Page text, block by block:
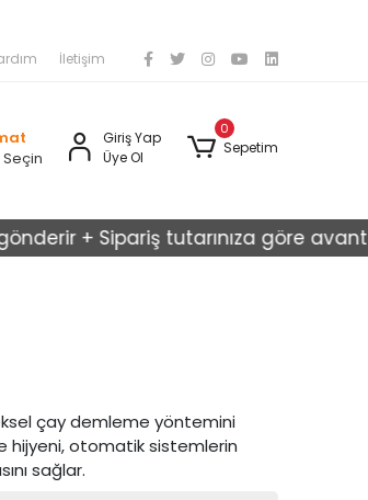
+ Sipariş tutarınıza göre
İletişim
Giriş Yap
Üye Ol
0
Sepetim
çay demleme yöntemini
hijyeni, otomatik sistemlerin
sağlar.